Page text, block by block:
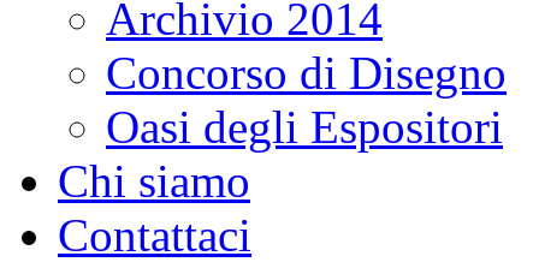
Archivio 2014
Concorso di Disegno
Oasi degli Espositori
Chi siamo
Contattaci